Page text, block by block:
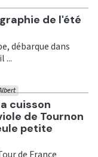
de l'été
débarque dans
...
cuisson
de Tournon
petite